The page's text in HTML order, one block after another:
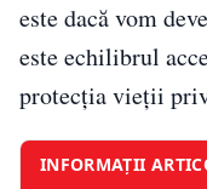
este dacă vom
este echilibrul
protecția vieții
INFORMAȚII